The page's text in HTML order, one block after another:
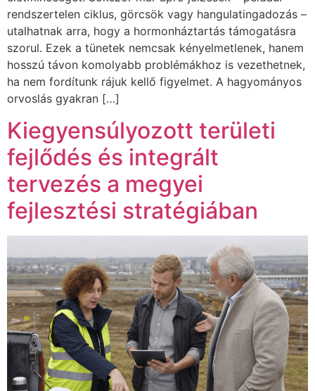
rendszertelen ciklus, görcsök vagy hangulatingadozás –
utalhatnak arra, hogy a hormonháztartás támogatásra
szorul. Ezek a tünetek nemcsak kényelmetlenek, hanem
hosszú távon komolyabb problémákhoz is vezethetnek,
ha nem fordítunk rájuk kellő figyelmet. A hagyományos
orvoslás gyakran […]
Kiegyensúlyozott területi
fejlődés és integrált
tervezés a megyei
fejlesztési stratégiában